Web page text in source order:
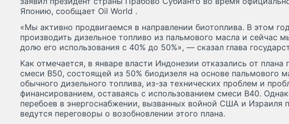
Японию, сообщает Oil World .
«Мы активно продвигаемся в направлении биотоплива. В этом
производить дизельное топливо из пальмового масла и сейчас
долю его использования с 40% до 50%», — сказал глава
Как отмечается, в январе власти Индонезии отказались от плана
смеси B50, состоящей из 50% биодизеля на основе пальмового
обычного дизельного топлива, из-за технических проблем и
финансированием, оставаясь с использованием смеси B40.
перебоев в энергоснабжении, вызванных войной США и Израиля
ведутся переговоры о возобновлении этого плана.